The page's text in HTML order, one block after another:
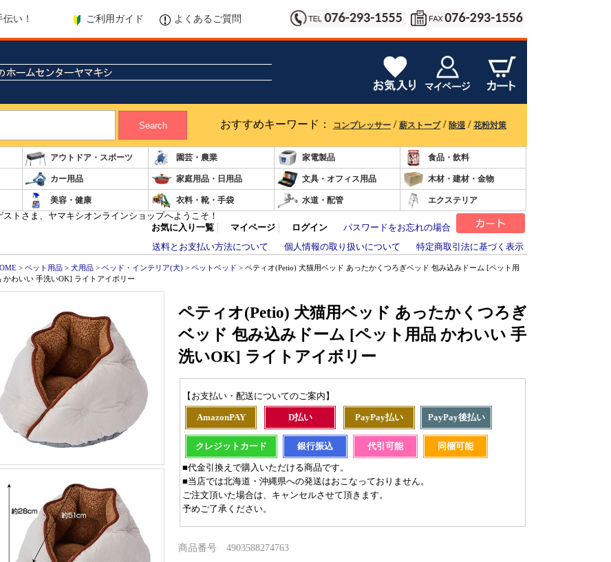
い！ ご利用ガイド よくあるご質問
Search おすすめキーワード： コンプレッサー / 薪ストーブ/ 除湿 / 花粉対策
アウトドア・スポーツ 園芸・農業 家電製品 食品・飲料
カー用品 家庭用品・日用品 文具・オフィス用品 木材・建材・金物
美容・健康 衣料・靴・手袋 水道・配管 エクステリア
ストさま、ヤマキシオンラインショップへようこそ！
お気に入り一覧
マイページ ログイン
パスワードをお忘れの場合
送料とお支払い方法について
個人情報の取り扱いについて 特定商取引法に基づく表示
> ペット用品 > 犬用品 > ベッド・インテリア(犬) > ペットベッド > ペティオ(Petio) 犬猫用ベッド あったかくつろぎベッド 包み込みドーム [ペット用
かわいい 手洗いOK] ライトアイボリー
ペティオ(Petio) 犬猫用ベッド あったかくつろぎ
ベッド 包み込みドーム [ペット用品 かわいい 手
洗いOK] ライトアイボリー
【お支払い・配送についてのご案内】
AmazonPAY D払い PayPay払い PayPay後払い
クレジットカード 銀行振込 代引可能 同梱可能
■代金引換えで購入いただける商品です。
■当店では北海道・沖縄県への発送はおこなっておりません。
ご注文頂いた場合は、キャンセルさせて頂きます。
予めご了承ください。
商品番号 4903588274763